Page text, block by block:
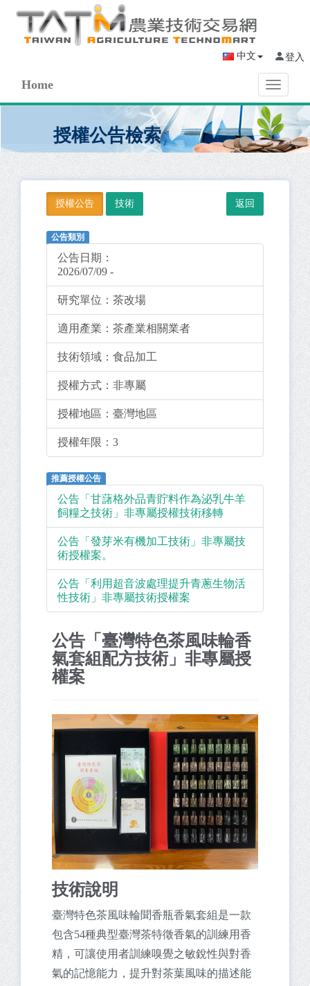
中文 登入
Toggle
Home
授權公告檢索
授權公告 技術
公告類別
公告日期：
2026/07/09 -
研究單位： 茶改場
適用產業： 茶產業相關業者
技術領域： 食品加工
授權方式： 非專屬
授權地區： 臺灣地區
授權年限： 3
推薦授權公告
公告「甘藷格外品青貯料作為泌乳牛羊
飼糧之技術」非專屬授權技術移轉
公告「發芽米有機加工技術」非專屬技
術授權案。
公告「利用超音波處理提升青蔥生物活
性技術」非專屬技術授權案
公告「臺灣特色茶風味輪香
氣套組配方技術」非專屬授
權案
技術說明
臺灣特色茶風味輪聞香瓶香氣套組是一款
包含54種典型臺灣茶特徵香氣的訓練用香
精，可讓使用者訓練嗅覺之敏銳性與對香
氣的記憶能力，提升對茶葉風味的描述能